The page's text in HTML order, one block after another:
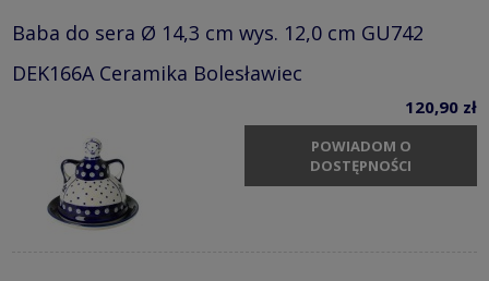
Baba do sera Ø 14,3 cm wys. 12,0 cm GU742
DEK166A Ceramika Bolesławiec
120,90 zł
POWIADOM O
DOSTĘPNOŚCI